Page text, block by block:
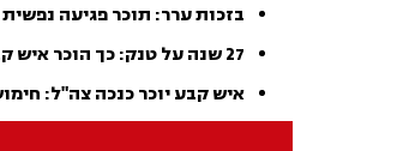
בזכות ערר: תוכר פגיעה
27 שנה על טנק: כך הוכר איש קבע כנכה צה"ל (וואינט)
איש קבע יוכר כנכה צה"ל: